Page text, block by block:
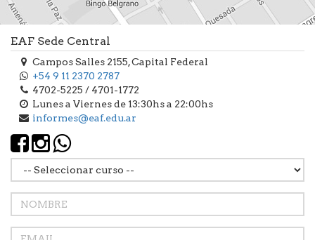
EAF Sede Central
Campos Salles 2155, Capital Federal
+54 9 11 2370 2787
4702-5225 / 4701-1772
Lunes a Viernes de 13:30hs a 22:00hs
informes@eaf.edu.ar